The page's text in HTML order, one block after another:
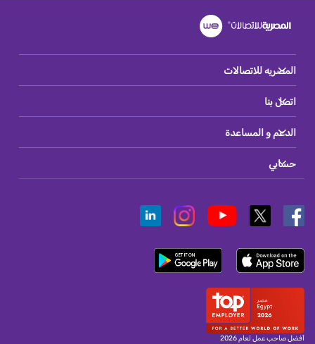
المصريه للاتصالات
اتصل بنا
الدعم و المساعدة
حسابي
أفضل صاحب عمل لعام 2026